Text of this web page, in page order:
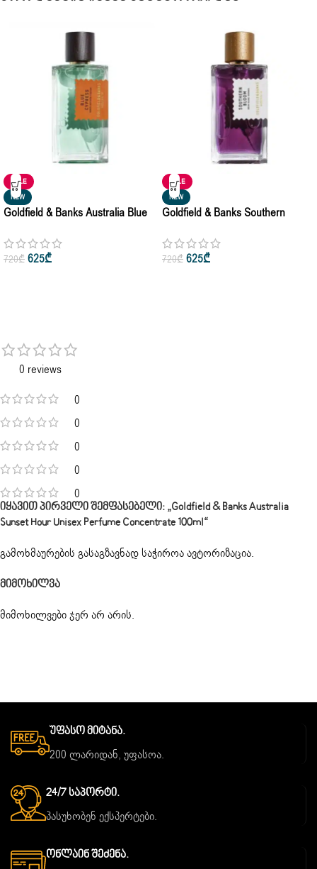
SALE
NEW
Goldfield & Banks Australia Blue
Concentrate 100ml
720₾ 625₾
SALE
NEW
Goldfield & Banks Southern
Concentrate 100ml
720₾ 625₾
0 reviews
0
0
0
0
0
Მიმოხილვა
მიმოხილვები ჯერ არ არის.
Იყავით Პირველი Შემფასებელი: „Goldfield & Banks Australia
Sunset Hour Unisex Perfume Concentrate 100ml“
გამოხმაურების გასაგზავნად საჭიროაავტორიზაცია.
Უფასო Მიტანა.
200 ლარიდან, უფასოა.
24/7 Საპორტი.
პასუხობენ ექსპერტები.
Ონლაინ Შეძენა.